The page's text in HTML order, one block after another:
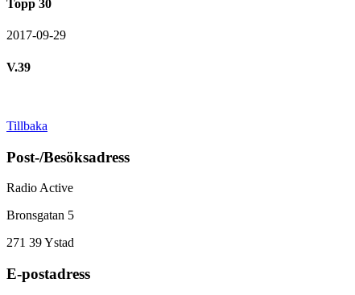
Topp 30
2017-09-29
V.39
Tillbaka
Post-/Besöksadress
Radio Active
Bronsgatan 5
271 39Ystad
E-postadress